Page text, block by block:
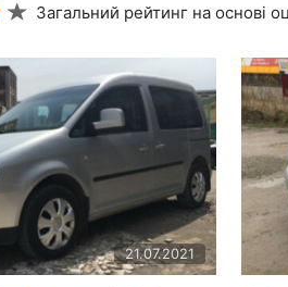
Загальний рейтинг на основі
21.07.2021